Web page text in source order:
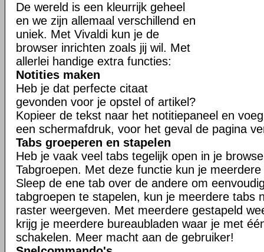
De wereld is een kleurrijk geheel
en we zijn allemaal verschillend en
uniek. Met Vivaldi kun je de
browser inrichten zoals jij wil. Met
allerlei handige extra functies:
Notities maken
Heb je dat perfecte citaat
gevonden voor je opstel of artikel?
Kopieer de tekst naar het notitiepaneel en
een schermafdruk, voor het geval de pagina
Tabs groeperen en stapelen
Heb je vaak veel tabs tegelijk open in je
Tabgroepen. Met deze functie kun je
Sleep de ene tab over de andere om
tabgroepen te stapelen, kun je meerdere tabs
raster weergeven. Met meerdere gestapeld
krijg je meerdere bureaubladen waar je met
schakelen. Meer macht aan de gebruiker!